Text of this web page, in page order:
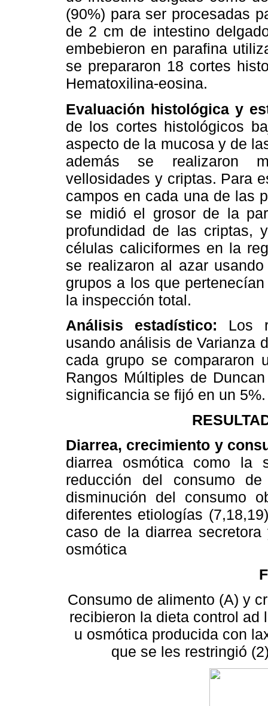
(90%) para ser procesadas
de 2 cm de intestino
embebieron en parafina
se prepararon 18 cortes
Hematoxilina-eosina.
Evaluación histológica y
de los cortes histológicos
aspecto de la mucosa y de
además se realizaron
vellosidades y criptas. Para
campos en cada una de las
se midió el grosor de la
profundidad de las criptas,
células caliciformes en la
se realizaron al azar
grupos a los que
la inspección total.
Análisis estadístico: Los
usando análisis de Varianza
cada grupo se compararon
Rangos Múltiples de
significancia se fijó en un 5%.
Diarrea, crecimiento y
diarrea osmótica como la
reducción del consumo
disminución del consumo
diferentes etiologías
caso de la diarrea
osmótica
Consumo de alimento (A) y
recibieron la dieta control ad
u osmótica producida con
que se les restringió